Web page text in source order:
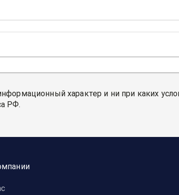
характер и ни при каких
РФ.